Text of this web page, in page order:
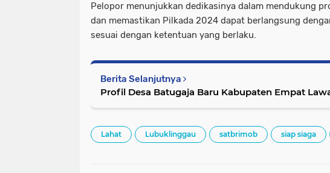
Pelopor menunjukkan dedikasinya dalam mendukung
dan memastikan Pilkada 2024 dapat berlangsung
sesuai dengan ketentuan yang berlaku.
Berita Selanjutnya
Profil Desa Batugaja Baru Kabupaten Empat
Lahat Lubuklinggau satbrimob siap siaga